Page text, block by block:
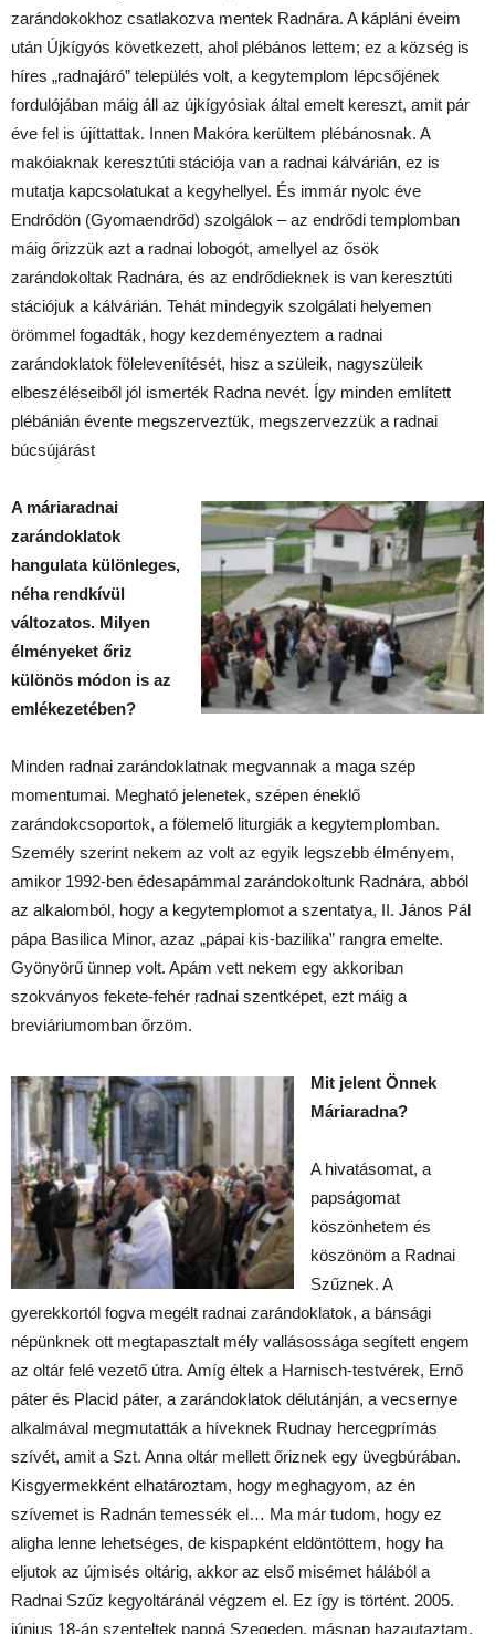
zarándokokhoz csatlakozva mentek Radnára. A kápláni éveim
után Újkígyós következett, ahol plébános lettem; ez a község is
híres „radnajáró” település volt, a kegytemplom lépcsőjének
fordulójában máig áll az újkígyósiak által emelt kereszt, amit pár
éve fel is újíttattak. Innen Makóra kerültem plébánosnak. A
makóiaknak keresztúti stációja van a radnai kálvárián, ez is
mutatja kapcsolatukat a kegyhellyel. És immár nyolc éve
Endrődön (Gyomaendrőd) szolgálok – az endrődi templomban
máig őrizzük azt a radnai lobogót, amellyel az ősök
zarándokoltak Radnára, és az endrődieknek is van keresztúti
stációjuk a kálvárián. Tehát mindegyik szolgálati helyemen
örömmel fogadták, hogy kezdeményeztem a radnai
zarándoklatok fölelevenítését, hisz a szüleik, nagyszüleik
elbeszéléseiből jól ismerték Radna nevét. Így minden említett
plébánián évente megszerveztük, megszervezzük a radnai
búcsújárást
A máriaradnai
zarándoklatok
hangulata különleges,
néha rendkívül
változatos. Milyen
élményeket őriz
különös módon is az
emlékezetében?
Minden radnai zarándoklatnak megvannak a maga szép
momentumai. Megható jelenetek, szépen éneklő
zarándokcsoportok, a fölemelő liturgiák a kegytemplomban.
Személy szerint nekem az volt az egyik legszebb élményem,
amikor 1992-ben édesapámmal zarándokoltunk Radnára, abból
az alkalomból, hogy a kegytemplomot a szentatya, II. János Pál
pápa Basilica Minor, azaz „pápai kis-bazilika” rangra emelte.
Gyönyörű ünnep volt. Apám vett nekem egy akkoriban
szokványos fekete-fehér radnai szentképet, ezt máig a
breviáriumomban őrzöm.
Mit jelent Önnek
Máriaradna?
A hivatásomat, a
papságomat
köszönhetem és
köszönöm a Radnai
Szűznek. A
gyerekkortól fogva megélt radnai zarándoklatok, a bánsági
népünknek ott megtapasztalt mély vallásossága segített engem
az oltár felé vezető útra. Amíg éltek a Harnisch-testvérek, Ernő
páter és Placid páter, a zarándoklatok délutánján, a vecsernye
alkalmával megmutatták a híveknek Rudnay hercegprímás
szívét, amit a Szt. Anna oltár mellett őriznek egy üvegbúrában.
Kisgyermekként elhatároztam, hogy meghagyom, az én
szívemet is Radnán temessék el… Ma már tudom, hogy ez
aligha lenne lehetséges, de kispapként eldöntöttem, hogy ha
eljutok az újmisés oltárig, akkor az első misémet hálából a
Radnai Szűz kegyoltáránál végzem el. Ez így is történt. 2005.
június 18-án szenteltek pappá Szegeden, másnap hazautaztam,